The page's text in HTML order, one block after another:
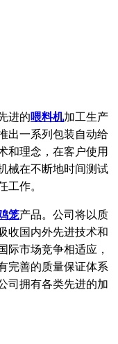
进的喂料机加工生产
出一系列包装自动给
和理念，在客户使用
械在不断地时间测试
工作。
笼产品。公司将以质
收国内外先进技术和
际市场竞争相适应，
完善的质量保证体系
司拥有各类先进的加